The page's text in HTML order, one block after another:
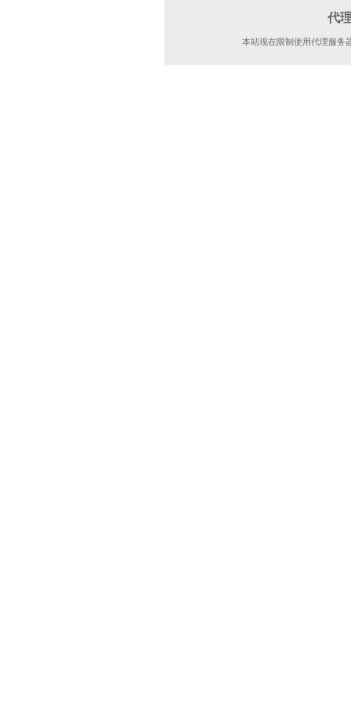
代
本站现在限制使用代理服务